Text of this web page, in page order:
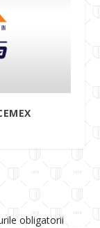
obligatorii